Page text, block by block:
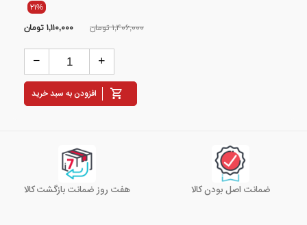
۲۱%
۱,۴۰۶,۰۰۰ تومان ۱,۱۱۰,۰۰۰تومان
افزودن به سبد خرید
ضمانت اصل بودن کالا هفت روز ضمانت بازگشت کالا